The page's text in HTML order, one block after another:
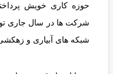
حوزه کاری خویش
شرکت ها در سال جاری
شبکه های آبیاری و زهکشی